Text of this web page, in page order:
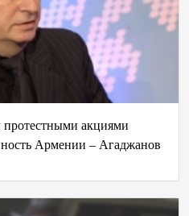
акциями
Армении – Агаджанов